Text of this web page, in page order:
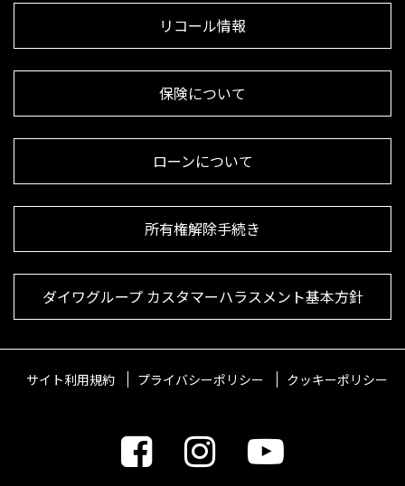
リコール情報
保険について
ローンについて
所有権解除手続き
ダイワグループ カスタマーハラスメント基本方針
サイト利用規約 プライバシーポリシー クッキーポリシー